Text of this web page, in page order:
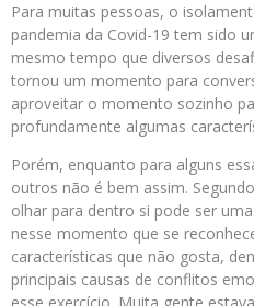
Para muitas pessoas, o
pandemia da Covid-19 tem sido
mesmo tempo que diversos
tornou um momento para
aproveitar o momento sozinho
profundamente algumas
Porém, enquanto para alguns
outros não é bem assim.
olhar para dentro si pode ser
nesse momento que se
características que não gosta,
principais causas de conflitos